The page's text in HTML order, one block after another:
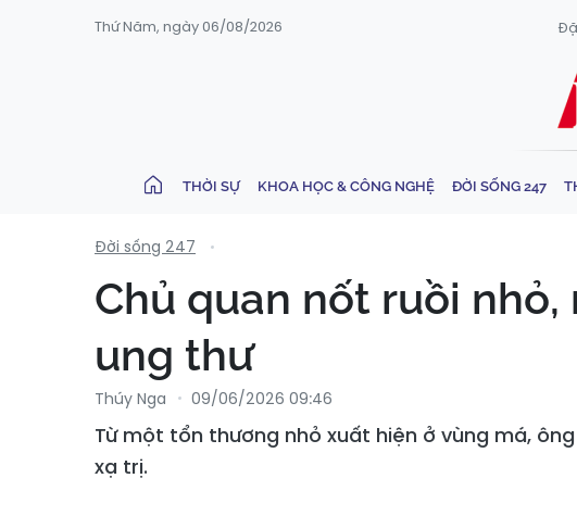
Thứ Năm, ngày 06/08/2026
THỜI SỰ KHOA HỌC & CÔNG NGHỆ ĐỜI SỐNG 247
Đời sống 247
Chủ quan nốt ruồi
ung thư
Thúy Nga 09/06/2026 09:46
Từ một tổn thương nhỏ xuất hiện ở vùng má,
xạ trị.